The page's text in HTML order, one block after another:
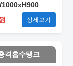
상세보기
격흡수탱크